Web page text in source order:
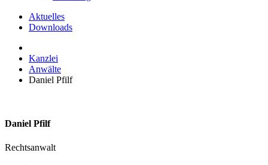
Aktuelles
Downloads
Kanzlei
Anwälte
Daniel Pfilf
Daniel Pfilf
Rechtsanwalt